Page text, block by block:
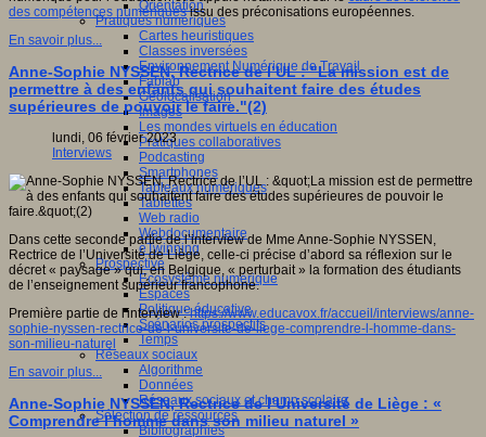
Orientation
Pratiques numériques
Cartes heuristiques
Classes inversées
Environnement Numérique de Travail
Fablab
Géolocalisation
Images
Les mondes virtuels en éducation
Pratiques collaboratives
Podcasting
Smartphones
Tableaux numériques
Tablettes
Web radio
Webdocumentaire
eTwinning
Prospective
Ecosystème numérique
Espaces
Politique éducative
Scénarios prospectifs
Temps
Réseaux sociaux
Algorithme
Données
Réseaux sociaux et champ scolaire
Sélection de ressources
Bibliographies
des compétences numériquesissu des préconisations européennes.
En savoir plus...
Anne-Sophie NYSSEN, Rectrice de l’UL : "La mission est de
permettre à des enfants qui souhaitent faire des études
supérieures de pouvoir le faire."(2)
lundi, 06 février 2023
Interviews
Dans cette seconde partie de l’interview de Mme Anne-Sophie NYSSEN,
Rectrice de l’Université de Liège, celle-ci précise d’abord sa réflexion sur le
décret « paysage » qui, en Belgique, « perturbait » la formation des étudiants
de l’enseignement supérieur francophone.
Première partie de l'interview :https://www.educavox.fr/accueil/interviews/anne-
sophie-nyssen-rectrice-de-l-universite-de-liege-comprendre-l-homme-dans-
son-milieu-naturel
En savoir plus...
Anne-Sophie NYSSEN, Rectrice de l’Université de Liège : «
Comprendre l’homme dans son milieu naturel »